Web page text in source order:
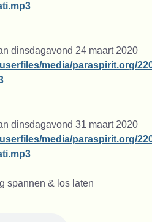
dinsdagavond 24 maart 2020
media/paraspirit.org/
dinsdagavond 31 maart 2020
media/paraspirit.org/
spannen & los laten